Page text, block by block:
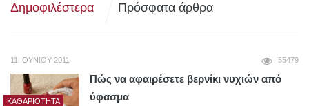
Δημοφιλέστερα Πρόσφατα άρθρα
11 ΙΟΥΝΊΟΥ 2011 55479
ΚΑΘΑΡΙΌΤΗΤΑ
Πώς να αφαιρέσετε βερνίκι νυχιών από
ύφασμα